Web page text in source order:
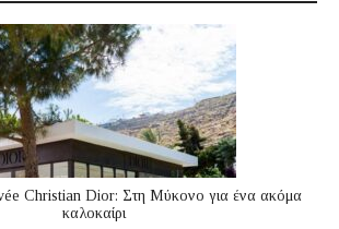
Christian Dior: Στη Μύκονο για ένα ακόμα
καλοκαίρι